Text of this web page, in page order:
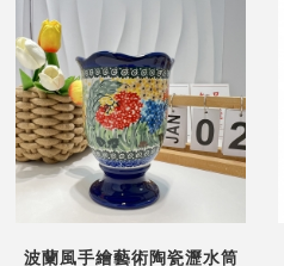
波蘭風手繪藝術陶瓷瀝水筒